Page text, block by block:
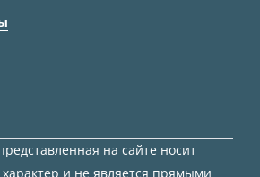
на сайте носит
и не является прямыми